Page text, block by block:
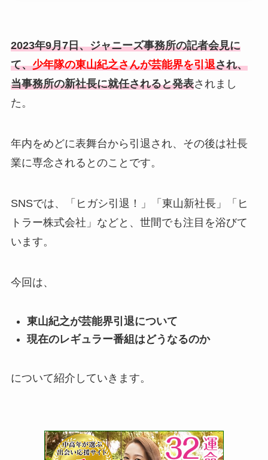
2023年9月7日、ジャニーズ事務所の記者会見に
て、少年隊の東山紀之さんが芸能界を引退され、
当事務所の新社長に就任されると発表されまし
た。
年内をめどに表舞台から引退され、その後は社長
業に専念されるとのことです。
SNSでは、「ヒガシ引退！」「東山新社長」「ヒ
トラー株式会社」などと、世間でも注目を浴びて
います。
今回は、
東山紀之が芸能界引退について
現在のレギュラー番組はどうなるのか
について紹介していきます。